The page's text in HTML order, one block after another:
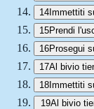
14Immettiti
15Prendi
16Prosegui
17Al bivio
18Immettiti
19Al bivio